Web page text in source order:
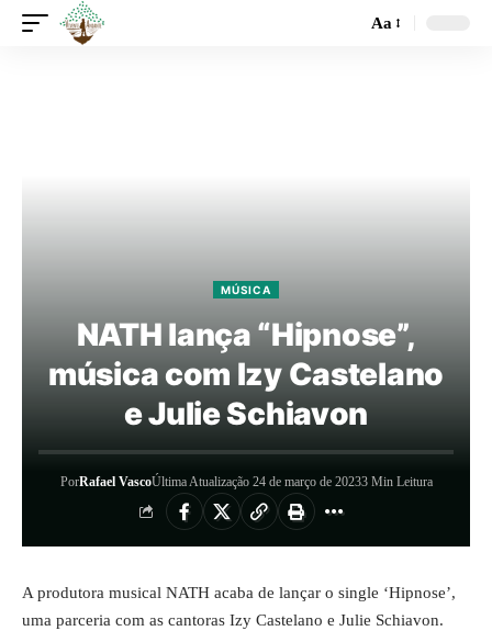
Aa
MÚSICA
NATH lança “Hipnose”,
música com Izy Castelano
e Julie Schiavon
PorRafael VascoÚltima Atualização 24 de março de 20233 Min Leitura
A produtora musical NATH acaba de lançar o single ‘Hipnose’,
uma parceria com as cantoras Izy Castelano e Julie Schiavon.